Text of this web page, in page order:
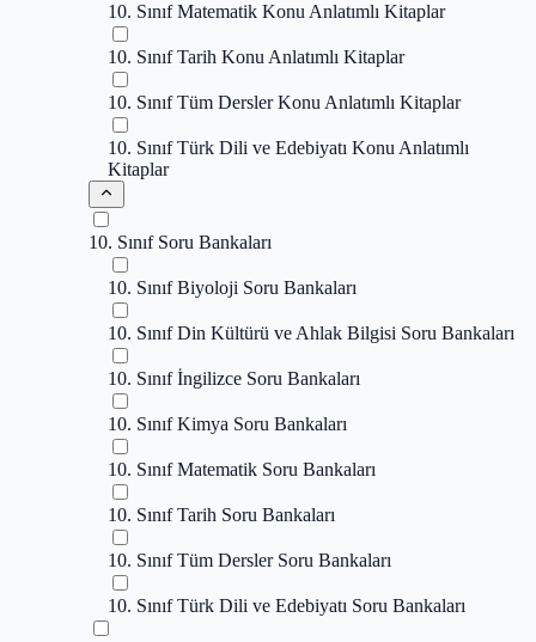
10. Sınıf Matematik Konu Anlatımlı Kitaplar
10. Sınıf Tarih Konu Anlatımlı Kitaplar
10. Sınıf Tüm Dersler Konu Anlatımlı Kitaplar
10. Sınıf Türk Dili ve Edebiyatı Konu Anlatımlı
Kitaplar
10. Sınıf Soru Bankaları
10. Sınıf Biyoloji Soru Bankaları
10. Sınıf Din Kültürü ve Ahlak Bilgisi Soru Bankaları
10. Sınıf İngilizce Soru Bankaları
10. Sınıf Kimya Soru Bankaları
10. Sınıf Matematik Soru Bankaları
10. Sınıf Tarih Soru Bankaları
10. Sınıf Tüm Dersler Soru Bankaları
10. Sınıf Türk Dili ve Edebiyatı Soru Bankaları